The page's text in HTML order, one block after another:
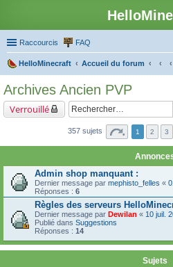
Raccourcis FAQ
HelloMinecraft
Accueil du forum
Archives Ancien PVP
Verrouillé
357 sujets 1 2 3
Admin shop manquant :
Dernier message par mephisto_felles «
Réponses : 6
Règles des serveurs
Dernier message par Dewilan « 10 juil.
Publié dans Suggestions
Réponses : 14
Sujets